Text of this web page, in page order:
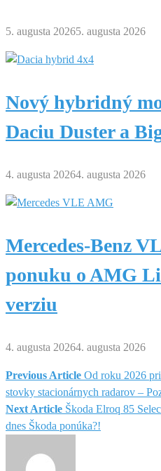
5. augusta 20265. augusta 2026
Nový hybridný
Daciu Duster a
4. augusta 20264. augusta 2026
Mercedes-Benz
ponuku o AMG
verziu
4. augusta 20264. augusta 2026
Navigácia
v
článku
Previous Article Od roku 2026
stovky stacionárnych radarov –
Next Article Škoda Elroq 85
dnes Škoda ponúka?!